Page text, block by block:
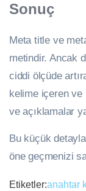
Sonuç
Meta title ve
metindir. Ancak
ciddi ölçüde
kelime içeren ve
ve açıklamalar
Bu küçük
öne geçmenizi
Etiketler:anahtar